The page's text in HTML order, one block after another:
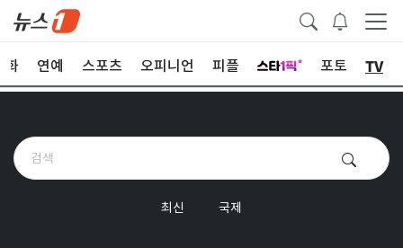
화 연예 스포츠 오피니언 피플 포토 TV
최신 국제